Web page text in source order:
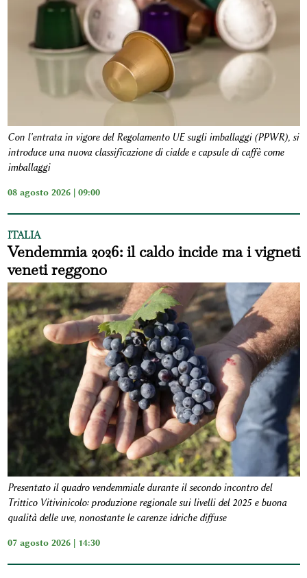
Con l'entrata in vigore del Regolamento UE sugli imballaggi (PPWR), si
introduce una nuova classificazione di cialde e capsule di caffè come
imballaggi
08 agosto 2026 | 09:00
ITALIA
Vendemmia 2026: il caldo incide ma i vigneti
veneti reggono
Presentato il quadro vendemmiale durante il secondo incontro del
Trittico Vitivinicolo: produzione regionale sui livelli del 2025 e buona
qualità delle uve, nonostante le carenze idriche diffuse
07 agosto 2026 | 14:30